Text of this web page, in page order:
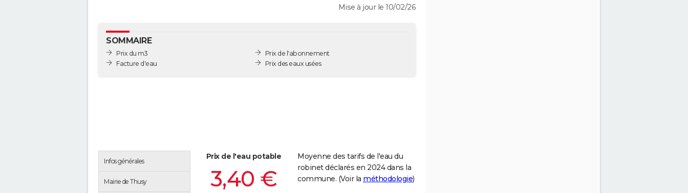
Mise à jour le 10/02/26
SOMMAIRE
Prix du m3
Facture d'eau
Prix de l'abonnement
Prix des eaux usées
Infos générales
Mairie de Thusy
Prix de l'eau potable
3,40 €
Moyenne des tarifs de l'eau du
robinet déclarés en 2024 dans la
commune. (Voir la méthodologie)